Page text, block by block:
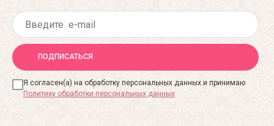
ПОДПИСАТЬСЯ
Я согласен(а) на обработку персональных данных и принимаю
Политику обработки персональных данных